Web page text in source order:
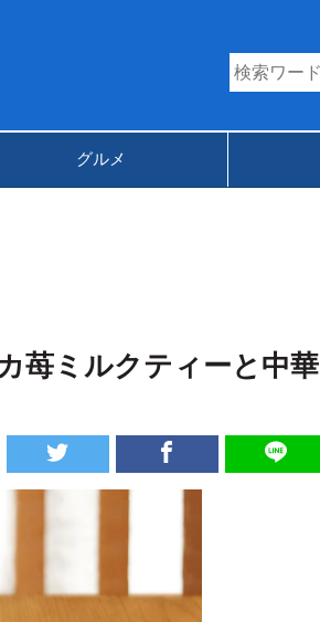
グルメ
苺ミルクティーと中華